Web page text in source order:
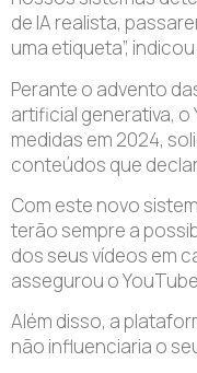
de IA realista,
uma etiqueta”,
Perante o advento
artificial generativa,
medidas em 2024,
conteúdos que
Com este novo
terão sempre a
dos seus vídeos em
assegurou o
Além disso, a
não influenciaria o